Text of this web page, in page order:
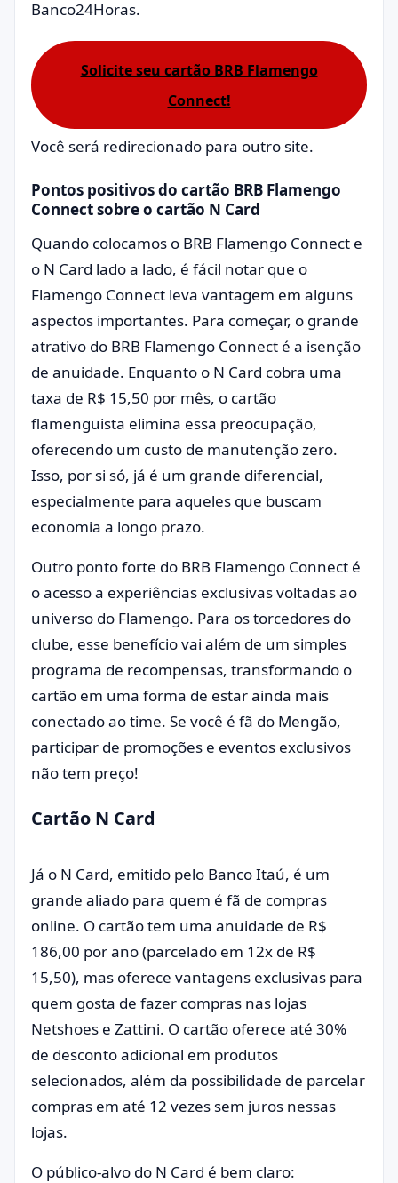
Banco24Horas.
Solicite seu cartão BRB Flamengo
Connect!
Você será redirecionado para outro site.
Pontos positivos do cartão BRB Flamengo
Connect sobre o cartão N Card
Quando colocamos o BRB Flamengo Connect e
o N Card lado a lado, é fácil notar que o
Flamengo Connect leva vantagem em alguns
aspectos importantes. Para começar, o grande
atrativo do BRB Flamengo Connect é a isenção
de anuidade. Enquanto o N Card cobra uma
taxa de R$ 15,50 por mês, o cartão
flamenguista elimina essa preocupação,
oferecendo um custo de manutenção zero.
Isso, por si só, já é um grande diferencial,
especialmente para aqueles que buscam
economia a longo prazo.
Outro ponto forte do BRB Flamengo Connect é
o acesso a experiências exclusivas voltadas ao
universo do Flamengo. Para os torcedores do
clube, esse benefício vai além de um simples
programa de recompensas, transformando o
cartão em uma forma de estar ainda mais
conectado ao time. Se você é fã do Mengão,
participar de promoções e eventos exclusivos
não tem preço!
Cartão N Card
Já o N Card, emitido pelo Banco Itaú, é um
grande aliado para quem é fã de compras
online. O cartão tem uma anuidade de R$
186,00 por ano (parcelado em 12x de R$
15,50), mas oferece vantagens exclusivas para
quem gosta de fazer compras nas lojas
Netshoes e Zattini. O cartão oferece até 30%
de desconto adicional em produtos
selecionados, além da possibilidade de parcelar
compras em até 12 vezes sem juros nessas
lojas.
O público-alvo do N Card é bem claro: